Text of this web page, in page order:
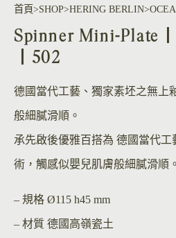
首頁 SHOP HERING BERLIN
Spinner Mini-Plate
丨502
德國當代工藝、獨家素坯之無上
般細膩滑順。
承先啟後優雅百搭為 德國當代
術，觸感似嬰兒肌膚般細膩滑順。
– 規格 Ø115 h45 mm
– 材質 德國高嶺瓷土